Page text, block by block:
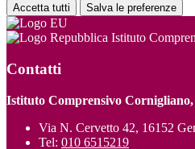
Accetta tutti Salva le preferenze
Istituto
Contatti
Istituto Comprensivo Cornigliano,
Via N. Cervetto 42, 16152
Tel: 010 6515219